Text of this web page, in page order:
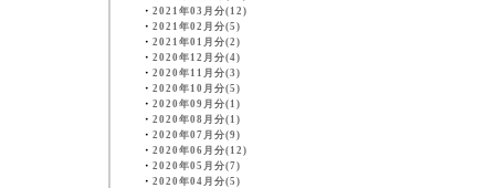
・ 2021年03月分(12)
・ 2021年02月分(5)
・ 2021年01月分(2)
・ 2020年12月分(4)
・ 2020年11月分(3)
・ 2020年10月分(5)
・ 2020年09月分(1)
・ 2020年08月分(1)
・ 2020年07月分(9)
・ 2020年06月分(12)
・ 2020年05月分(7)
・ 2020年04月分(5)